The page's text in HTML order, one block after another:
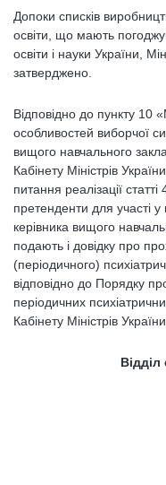
Допоки списків
освіти, що мають
освіти і науки України,
затверджено.
Відповідно до пункту
особливостей виборчої
вищого навчального
Кабінету Міністрів
питання реалізації
претенденти для участі
керівника вищого
подають і довідку про
(періодичного)
відповідно до Порядку
періодичних
Кабінету Міністрів